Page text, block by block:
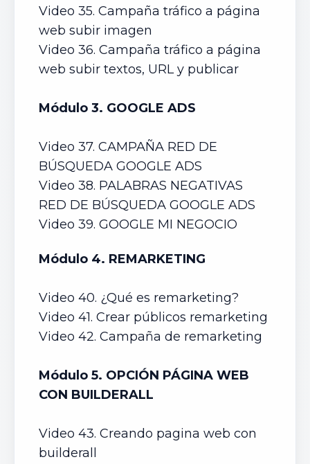
Video 35. Campaña tráfico a página
web subir imagen
Video 36. Campaña tráfico a página
web subir textos, URL y publicar
Módulo 3. GOOGLE ADS
Video 37. CAMPAÑA RED DE
BÚSQUEDA GOOGLE ADS
Video 38. PALABRAS NEGATIVAS
RED DE BÚSQUEDA GOOGLE ADS
Video 39. GOOGLE MI NEGOCIO
Módulo 4. REMARKETING
Video 40. ¿Qué es remarketing?
Video 41. Crear públicos remarketing
Video 42. Campaña de remarketing
Módulo 5. OPCIÓN PÁGINA WEB
CON BUILDERALL
Video 43. Creando pagina web con
builderall